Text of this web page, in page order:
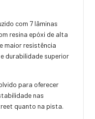
com 7 lâminas
resina epóxi de alta
maior resistência
durabilidade superior
para oferecer
nas
quanto na pista.